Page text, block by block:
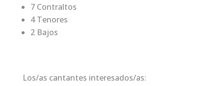
7 Contraltos
4 Tenores
2 Bajos
Los/as cantantes interesados/as: